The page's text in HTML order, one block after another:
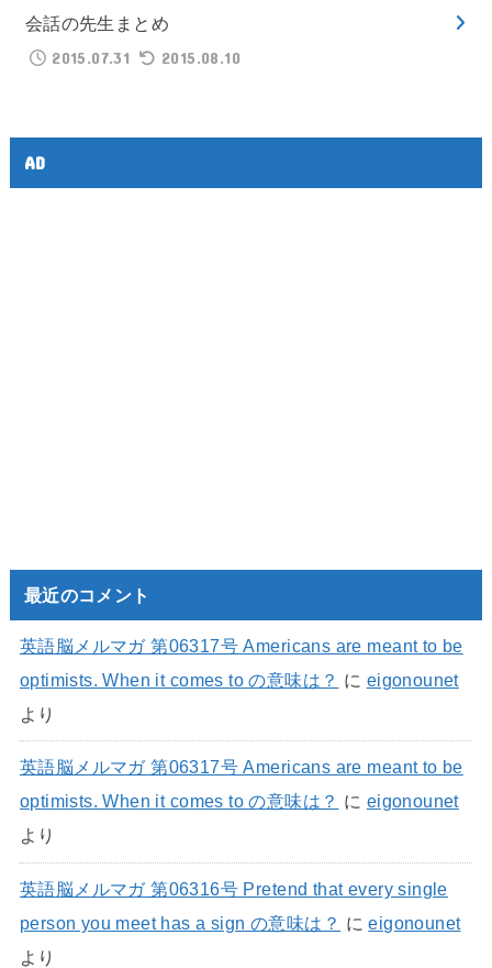
会話の先生まとめ
2015.07.31
2015.08.10
AD
最近のコメント
英語脳メルマガ 第06317号 Americans are meant to be
optimists. When it comes to の意味は？ に eigonounet
より
英語脳メルマガ 第06317号 Americans are meant to be
optimists. When it comes to の意味は？ に eigonounet
より
英語脳メルマガ 第06316号 Pretend that every single
person you meet has a sign の意味は？ にeigonounet
より